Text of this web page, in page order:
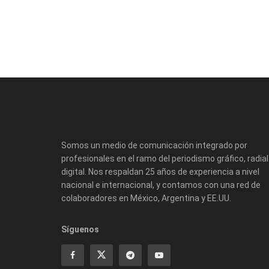
Somos un medio de comunicación integrado por
profesionales en el ramo del periodismo gráfico,
digital. Nos respaldan 25 años de experiencia a nivel
nacional e internacional, y contamos con una red de
colaboradores en México, Argentina y EE.UU.
Síguenos